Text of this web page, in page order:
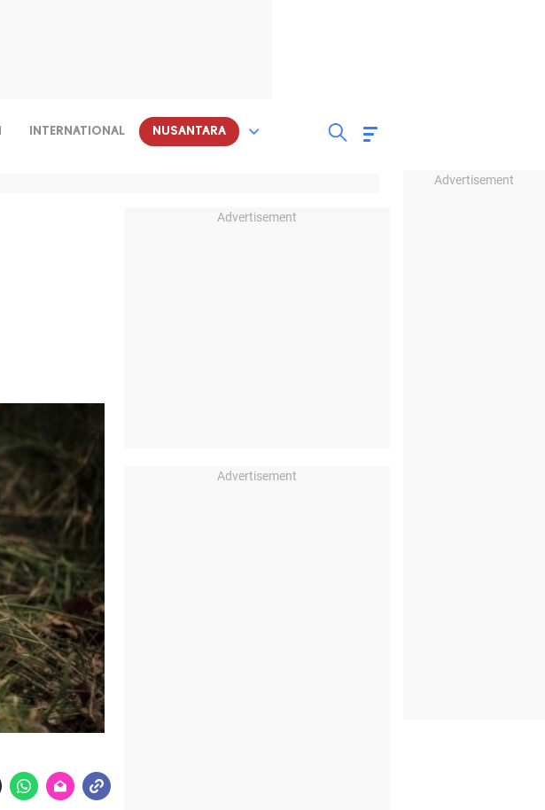
Advertisement
INTERNATIONAL NUSANTARA
Advertisement
Advertisement